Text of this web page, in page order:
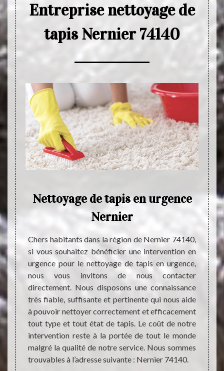
Entreprise nettoyage de
tapis Nernier 74140
de
de
pas
une
Nettoyage de tapis en urgence
Nernier
Chers habitants dans la région de Nernier 74140,
si vous souhaitez bénéficier une intervention en
urgence pour le nettoyage de tapis en urgence,
nous vous invitons de nous contacter
directement. Nous disposons une connaissance
très fiable, suffisante et pertinente qui nous aide
à pouvoir nettoyer correctement et efficacement
tout type et tout état de tapis. Le coût de notre
intervention reste à la portée de tout le monde
malgré la qualité de notre service. Nous sommes
trouvables à l’adresse suivante : Nernier 74140.
La
des